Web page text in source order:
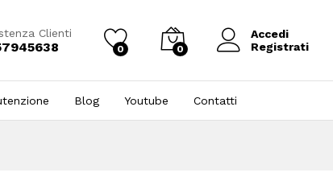
Clienti
0 0
Accedi
Registrati
Blog Youtube Contatti